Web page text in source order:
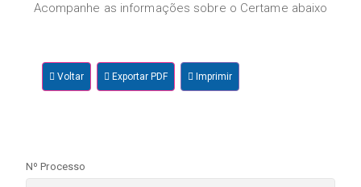
Acompanhe as informações sobre o Certame abaixo
Voltar Exportar PDF Imprimir
Nº Processo